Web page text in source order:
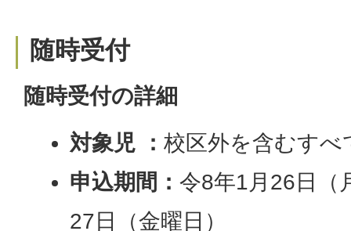
随時受付
随時受付の詳細
対象児 ：校区外を含むすべ
申込期間：令8年1月26日（
27日（金曜日）